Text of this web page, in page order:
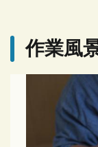
作業風